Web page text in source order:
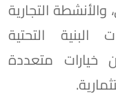
التجارية
البنية التحتية
خيارات متعددة